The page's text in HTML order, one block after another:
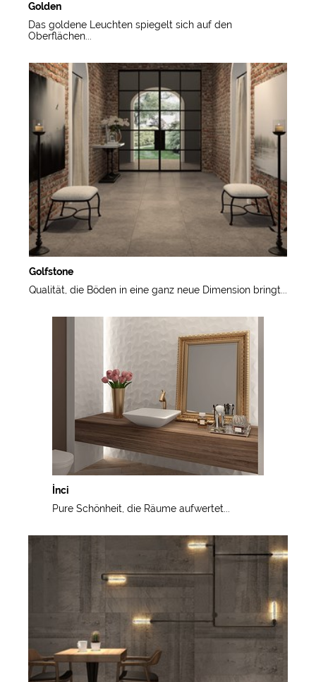
Golden
Das goldene Leuchten spiegelt sich auf den
Oberflächen...
Golfstone
Qualität, die Böden in eine ganz neue Dimension bringt...
İnci
Pure Schönheit, die Räume aufwertet...